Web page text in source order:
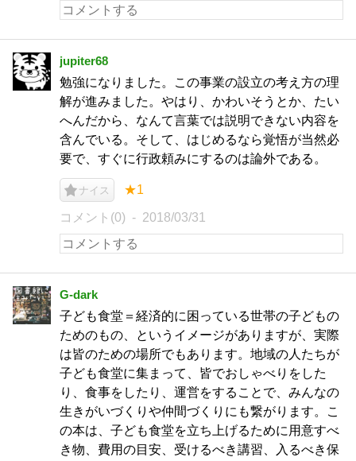
jupiter68
勉強になりました。この事業の設立の考え方の理
解が進みました。やはり、かわいそうとか、たい
へんだから、なんて言葉では説明できない内容を
含んでいる。そして、はじめるなら覚悟が当然必
要で、すぐに行政頼みにするのは論外である。
ナイス ★1
コメント(0) 2018/03/31
G-dark
子ども食堂＝経済的に困っている世帯の子どもの
ためのもの、というイメージがありますが、実際
は皆のための場所でもあります。地域の人たちが
子ども食堂に集まって、皆でおしゃべりをした
り、食事をしたり、運営をすることで、みんなの
生きがいづくりや仲間づくりにも繋がります。こ
の本は、子ども食堂を立ち上げるために用意すべ
き物、費用の目安、受けるべき講習、入るべき保